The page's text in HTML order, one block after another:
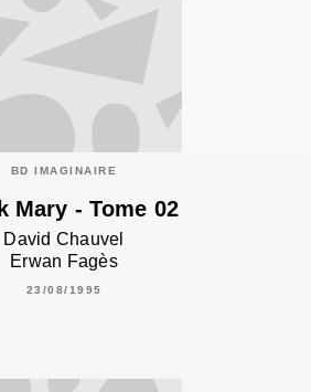
BD IMAGINAIRE
Mary - Tome 02
David Chauvel
Erwan Fagès
23/08/1995